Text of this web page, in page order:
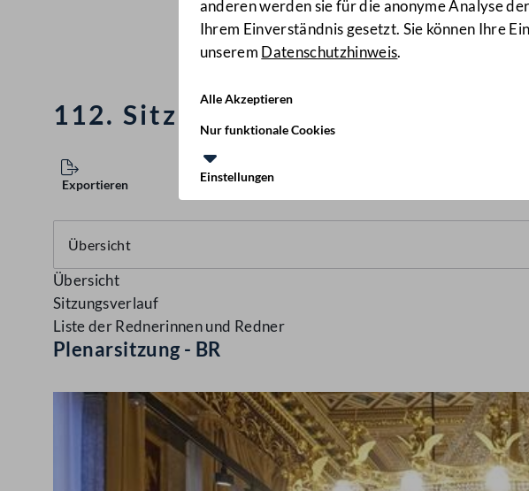
anderen werden sie für die anonyme Analyse
Ihrem Einverständnis gesetzt. Sie können Ihre
unserem Datenschutzhinweis.
Alle Akzeptieren
Nur funktionale Cookies
Einstellungen
112. Sitzung des Bundesrats vom
Exportieren
Übersicht
Sitzungsverlauf
Liste der Rednerinnen und Redner
Plenarsitzung - BR